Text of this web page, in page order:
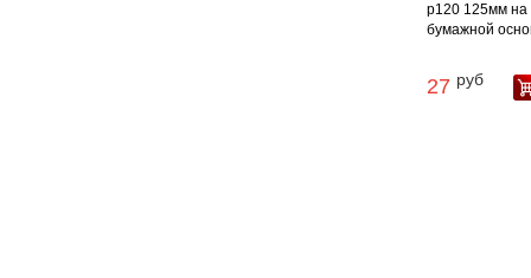
p120 125мм на
бумажной
27 руб